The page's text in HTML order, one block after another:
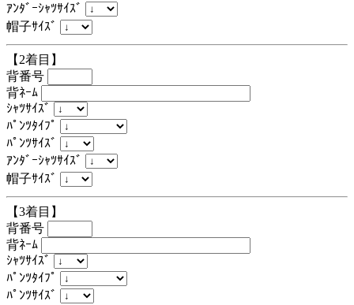
ｱﾝﾀﾞｰｼｬﾂｻｲｽﾞ
帽子ｻｲｽﾞ
【2着目】
背番号
背ﾈｰﾑ
ｼｬﾂｻｲｽﾞ
ﾊﾟﾝﾂﾀｲﾌﾟ
ﾊﾟﾝﾂｻｲｽﾞ
ｱﾝﾀﾞｰｼｬﾂｻｲｽﾞ
帽子ｻｲｽﾞ
【3着目】
背番号
背ﾈｰﾑ
ｼｬﾂｻｲｽﾞ
ﾊﾟﾝﾂﾀｲﾌﾟ
ﾊﾟﾝﾂｻｲｽﾞ